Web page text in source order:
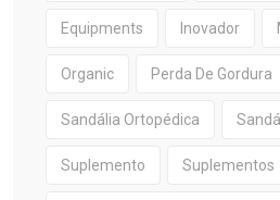
Equipments Inovador
Organic Perda De Gordura
Sandália Ortopédica
Suplemento Suplementos